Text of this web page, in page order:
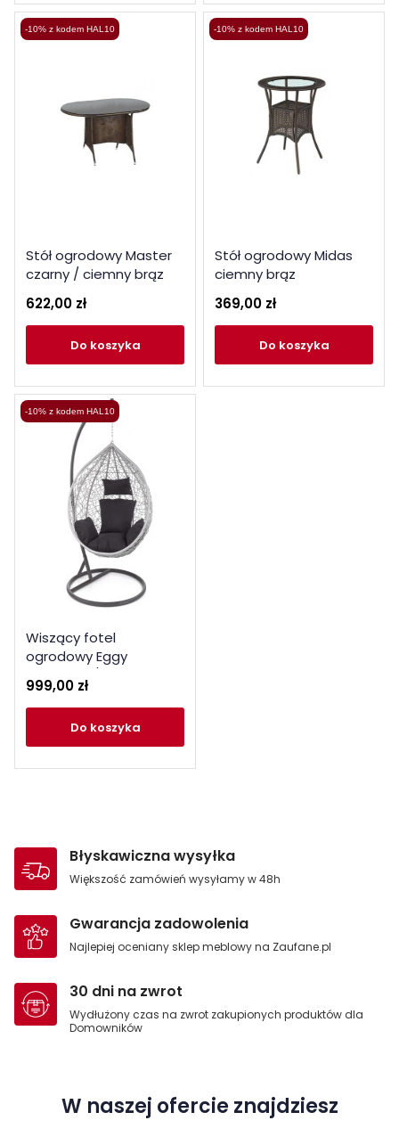
-10% z kodem HAL10
Stół ogrodowy Master
czarny / ciemny brąz
622,00 zł
do koszyka
-10% z kodem HAL10
Stół ogrodowy Midas
ciemny brąz
369,00 zł
do koszyka
-10% z kodem HAL10
Wiszący fotel
ogrodowy Eggy
popielaty / czarny
999,00 zł
do koszyka
Błyskawiczna wysyłka
Większość zamówień wysyłamy w 48h
Gwarancja zadowolenia
Najlepiej oceniany sklep meblowy na Zaufane.pl
30 dni na zwrot
Wydłużony czas na zwrot zakupionych produktów dla
Domowników
W naszej ofercie znajdziesz